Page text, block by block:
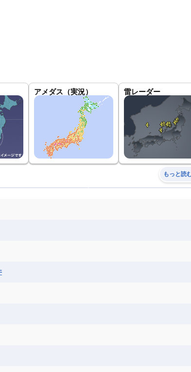
アメダス（実況） 雷レーダー
もっと読